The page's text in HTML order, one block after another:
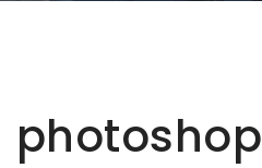
photoshop